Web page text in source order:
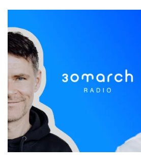
PR-
Berater
Bernhard
Krumpel